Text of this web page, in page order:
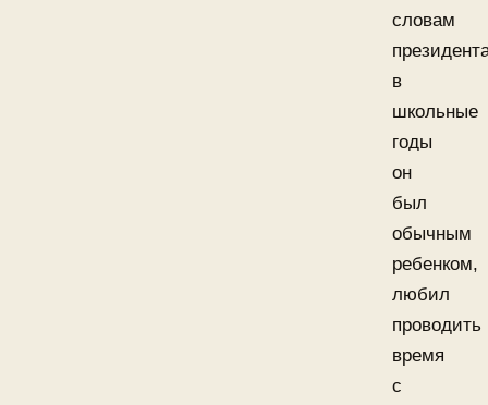
словам
в
школьные
годы
он
был
обычным
ребенком,
любил
проводить
время
с